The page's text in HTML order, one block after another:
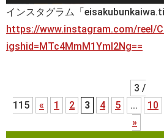
インスタグラム「
https://www.instagram.com/reel/
igshid=MTc4MmM1YmI2Ng==
3 /
115
« 1 2 3 4 5 ... 10
»